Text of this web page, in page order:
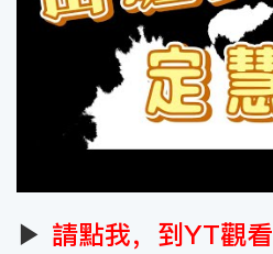
▶ 請點我，到YT觀看